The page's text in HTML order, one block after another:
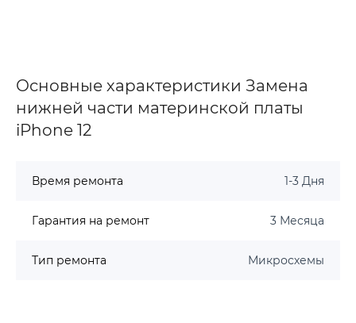
Основные характеристики Замена
нижней части материнской платы
iPhone 12
Время ремонта 1-3 Дня
Гарантия на ремонт 3 Месяца
Тип ремонта Микросхемы